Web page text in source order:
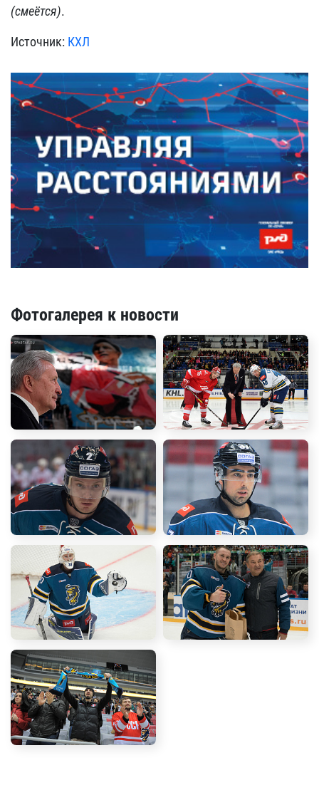
(смеётся).
Источник: КХЛ
Фотогалерея к новости